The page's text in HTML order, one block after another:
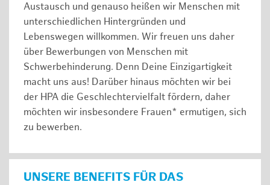
Austausch und genauso heißen wir Menschen mit
unterschiedlichen Hintergründen und
Lebenswegen willkommen. Wir freuen uns daher
über Bewerbungen von Menschen mit
Schwerbehinderung. Denn Deine Einzigartigkeit
macht uns aus! Darüber hinaus möchten wir bei
der HPA die Geschlechtervielfalt fördern, daher
möchten wir insbesondere Frauen* ermutigen, sich
zu bewerben.
UNSERE BENEFITS FÜR DAS